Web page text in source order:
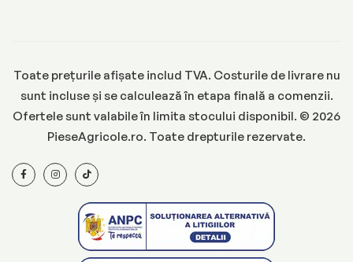
Toate prețurile afișate includ TVA. Costurile de livrare nu
sunt incluse și se calculează în etapa finală a comenzii.
Ofertele sunt valabile în limita stocului disponibil. © 2026
PieseAgricole.ro. Toate drepturile rezervate.